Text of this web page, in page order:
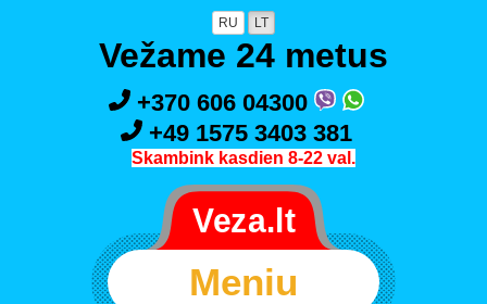
RU LT
Vežame 24 metus
+370 606 04300
+49 1575 3403 381
Skambink kasdien 8-22 val.
Meniu